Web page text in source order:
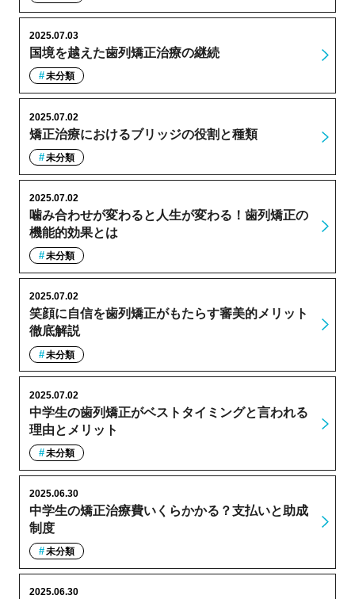
国境を越えた歯列矯正治療の継続
2025.07.03
未分類
矯正治療におけるブリッジの役割と種類
2025.07.02
未分類
噛み合わせが変わると人生が変わる！歯列矯正の
機能的効果とは
2025.07.02
未分類
笑顔に自信を歯列矯正がもたらす審美的メリット
徹底解説
2025.07.02
未分類
中学生の歯列矯正がベストタイミングと言われる
理由とメリット
2025.07.02
未分類
中学生の矯正治療費いくらかかる？支払いと助成
制度
2025.06.30
未分類
2025.06.30